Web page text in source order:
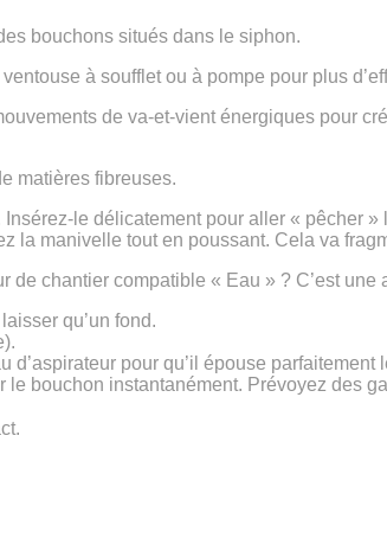
bouchons situés dans le siphon.
à soufflet ou à pompe pour plus
de va-et-vient énergiques pour
matières fibreuses.
le délicatement pour aller « pêcher »
la manivelle tout en poussant. Cela va
de chantier compatible « Eau » ? C’est
qu’un fond.
pour qu’il épouse parfaitement
le bouchon instantanément. Prévoyez des